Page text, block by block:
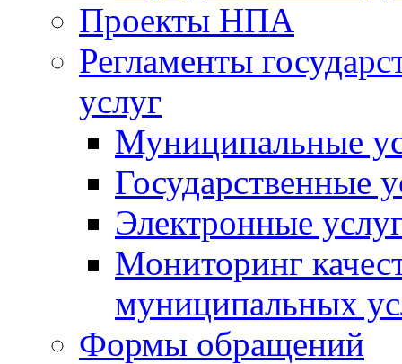
Проекты НПА
Регламенты
услуг
Муниципальные
Государственные
Электронные
Мониторинг
муниципальных
Формы обращений